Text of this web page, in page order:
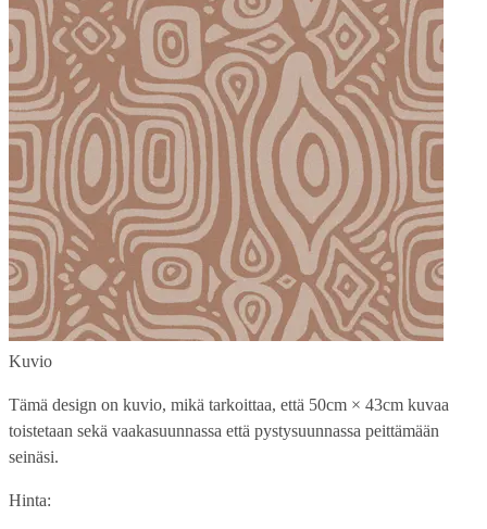
Kuvio
Tämä design on kuvio, mikä tarkoittaa, että 50cm × 43cm kuvaa
toistetaan sekä vaakasuunnassa että pystysuunnassa peittämään
seinäsi.
Hinta: